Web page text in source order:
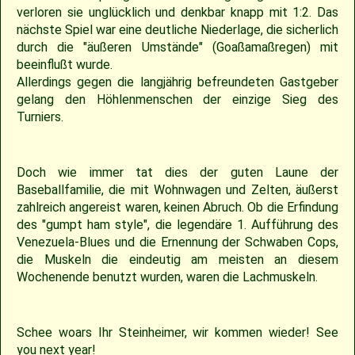
verloren sie unglücklich und denkbar knapp mit 1:2. Das
nächste Spiel war eine deutliche Niederlage, die sicherlich
durch die "äußeren Umstände" (Goaßamaßregen) mit
beeinflußt wurde.
Allerdings gegen die langjährig befreundeten Gastgeber
gelang den Höhlenmenschen der einzige Sieg des
Turniers.
Doch wie immer tat dies der guten Laune der
Baseballfamilie, die mit Wohnwagen und Zelten, äußerst
zahlreich angereist waren, keinen Abruch. Ob die Erfindung
des "gumpt ham style", die legendäre 1. Aufführung des
Venezuela-Blues und die Ernennung der Schwaben Cops,
die Muskeln die eindeutig am meisten an diesem
Wochenende benutzt wurden, waren die Lachmuskeln.
Schee woars Ihr Steinheimer, wir kommen wieder! See
you next year!
2018
2017
2016
2014
2013
2012
2010
22.04.2023 – Cavemen 2 vs Ulm Falcons
30.04.2022 – Softballspieltag 30.05.2019 – Jugendspiel in Ravensburg
11.05.2019 – Jugendspiel in Reutlingen
05.05.2019 – Landesligaspiel gegen die Ladenburg Romans
27.04.2019 – Jugendspiel in Gammertingen
14.06.2017 – Pfingstturnier Steinheim 2017
25.05.2017 – Jugendspiel gegen Herrenberg
21.05.2017 – Spiel gegen Neuenburg
06.05.2017 – Jugendspiel in Sindelfingen
08.04.2017 – Pokalauftakt gegen die Freiburg Knights
04.03.2017 – Jugendausflug Sensapolis
26./27.05.2012 – 25. Pfingstturnier in Steinheim
29.04.2012 – Landesliga Bretten Kangaroos vs. Cavemen
15.04.2012 – Jugend Cavemen vs. Gammertingen
03.07.2011 – Softball-Landesligaspiel Cavemen vs. Nagold Mohawks
11./12.06.2011 – Jubiläumsturnier 25 Jahre Red Phantoms Steinheim
01.05.2011 – Landesligaspiel Cavemen vs. Bad Mergentheim Warriors
Sponsoring
Saison 2019
Saison 2018
Saison 2017
Saison 2015
Saison 2014
Saison 2013
Saison 2011
Jugend Landesliga I 2025
Slowpitch Softball RNL 2025
Spielberichte 2025
Jugend Landesliga III 2024
Slowpitch Softball RNL 2024
Spielberichte 2024
Jugend Landesliga III 2023
Spielberichte 2023
Cavemen-News 2023
Spielberichte 2022
Cavemen-News 2022
Cavemen-News 2013
Spielberichte 2012
Cavemen-News 2012